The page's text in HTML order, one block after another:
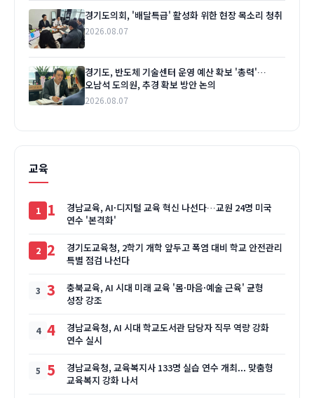
경기도의회, '배달특급' 활성화 위한 현장 목소리 청취
2026.08.07
경기도, 반도체 기술센터 운영 예산 확보 '총력'…
오남석 도의원, 추경 확보 방안 논의
2026.08.07
교육
1
경남교육, AI·디지털 교육 혁신 나선다…교원 24명 미국
연수 '본격화'
2
경기도교육청, 2학기 개학 앞두고 폭염 대비 학교 안전관리
특별 점검 나선다
3
충북교육, AI 시대 미래 교육 '몸·마음·예술 근육' 균형
성장 강조
4
경남교육청, AI 시대 학교도서관 담당자 직무 역량 강화
연수 실시
5
경남교육청, 교육복지사 133명 실습 연수 개최... 맞춤형
교육복지 강화 나서